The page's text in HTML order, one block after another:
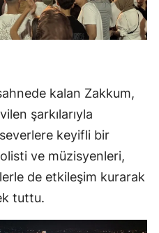
kalan Zakkum,
şarkılarıyla
keyifli bir
ve müzisyenleri,
de etkileşim kurarak
tuttu.